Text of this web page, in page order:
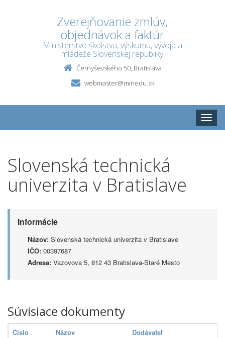
Zverejňovanie zmlúv,
objednávok a faktúr
Ministerstvo školstva, výskumu, vývoja a
mládeže Slovenskej republiky
Černyševského 50, Bratislava
webmaster@minedu.sk
Toggle
Slovenská technická
univerzita v Bratislave
Informácie
Názov: Slovenská technická univerzita v Bratislave
IČO: 00397687
Adresa: Vazovova 5, 812 43 Bratislava-Staré Mesto
Súvisiace dokumenty
Číslo Názov
Dodávateľ